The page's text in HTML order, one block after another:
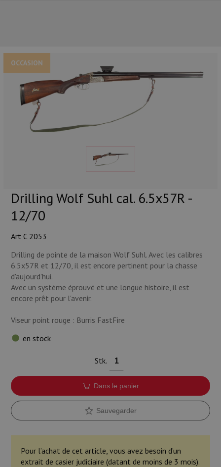
OCCASION
Drilling Wolf Suhl cal. 6.5x57R -
12/70
Art C 2053
Drilling de pointe de la maison Wolf Suhl. Avec les calibres
6.5x57R et 12/70, il est encore pertinent pour la chasse
d'aujourd'hui.
Avec un système éprouvé et une longue histoire, il est
encore prêt pour l'avenir.
Viseur point rouge : Burris FastFire
en stock
Stk.
Dans le panier
Sauvegarder
Pour l’achat de cet article, vous avez besoin d’un
extrait de casier judiciaire (datant de moins de 3 mois).
NOS PRINCIPALES MARQUES
NOS CATÉGORIES PRINCIPALES
Armes
Lampes et accessoires